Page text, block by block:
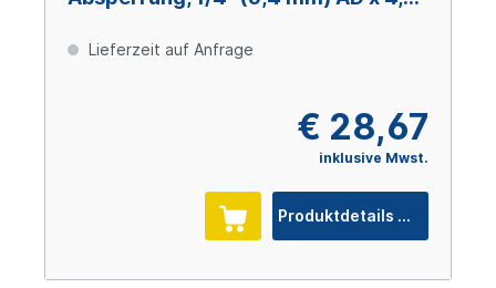
Lieferzeit auf Anfrage
€ 28,67
inklusive Mwst.
Produktdetails